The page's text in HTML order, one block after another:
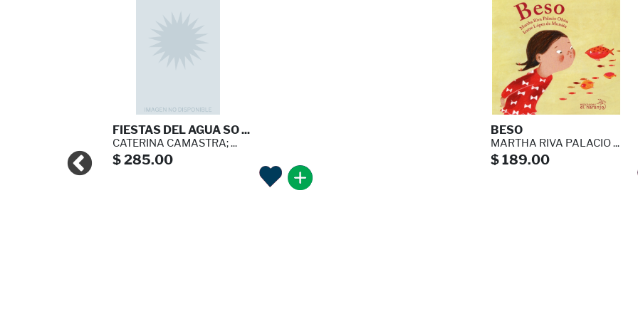
FIESTAS DEL AGUA SO ...
CATERINA CAMASTRA; ...
$ 285.00
BESO
MARTHA RIVA PALACIO ...
$ 189.00